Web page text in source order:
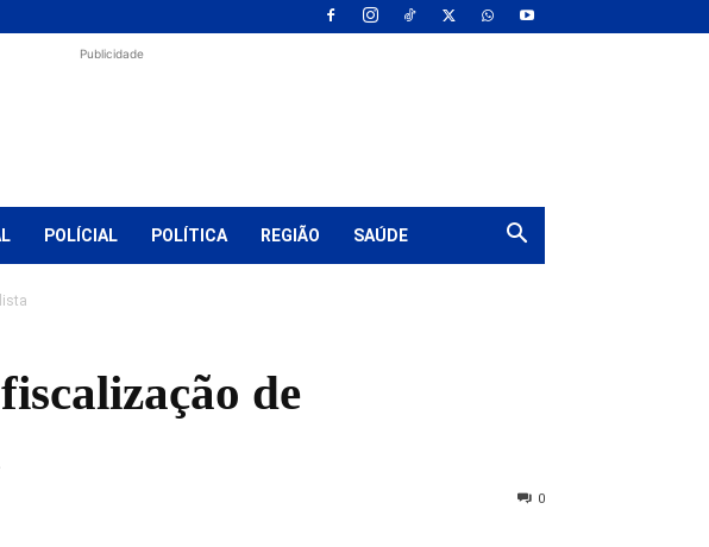
Publicidade
POLÍCIAL POLÍTICA REGIÃO SAÚDE
de
0